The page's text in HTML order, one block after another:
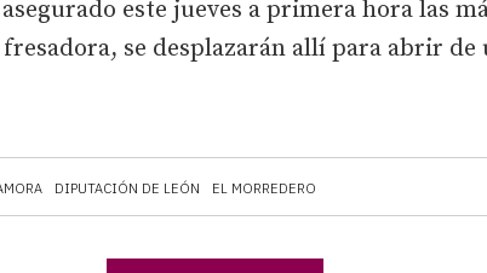
DIPUTACIÓN DE LEÓN EL MORREDERO
este jueves a primera hora las
fresadora, se desplazarán allí para abrir de